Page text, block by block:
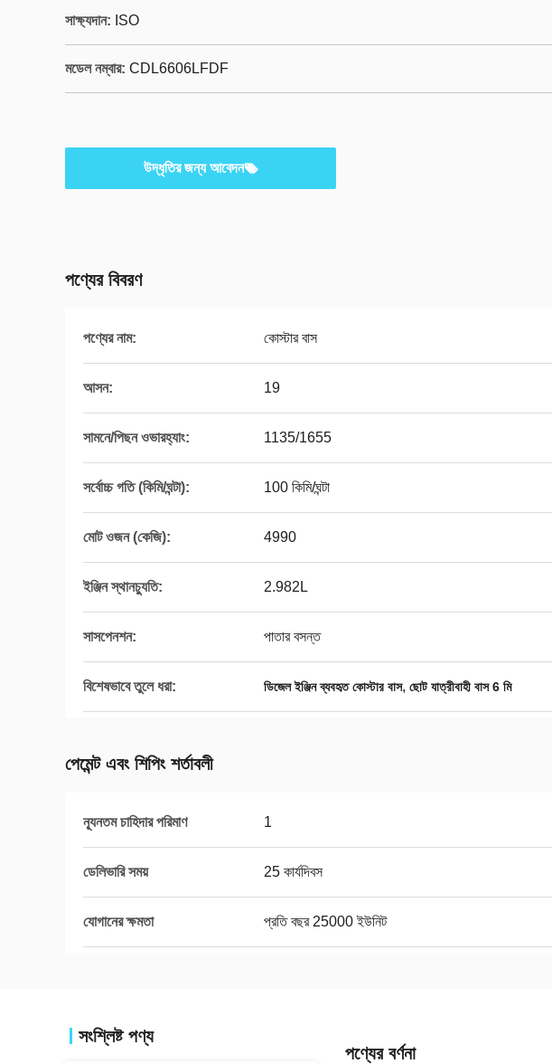
সাক্ষ্যদান: ISO
মডেল নম্বার: CDL6606LFDF
উদ্ধৃতির জন্য আবেদন
পণ্যের বিবরণ
পণ্যের নাম: কোস্টার বাস
আসন: 19
সামনে/পিছন ওভারহ্যাং: 1135/1655
সর্বোচ্চ গতি (কিমি/ঘন্টা): 100 কিমি/ঘন্টা
মোট ওজন (কেজি): 4990
ইঞ্জিন স্থানচ্যুতি: 2.982L
সাসপেনশন: পাতার বসন্ত
বিশেষভাবে তুলে ধরা: ডিজেল ইঞ্জিন ব্যবহৃত কোস্টার বাস, ছোট যাত্রীবাহী বাস 6 মি
পেমেন্ট এবং শিপিং শর্তাবলী
ন্যূনতম চাহিদার পরিমাণ 1
ডেলিভারি সময় 25 কার্যদিবস
যোগানের ক্ষমতা প্রতি বছর 25000 ইউনিট
সংশ্লিষ্ট পণ্য
পণ্যের বর্ণনা